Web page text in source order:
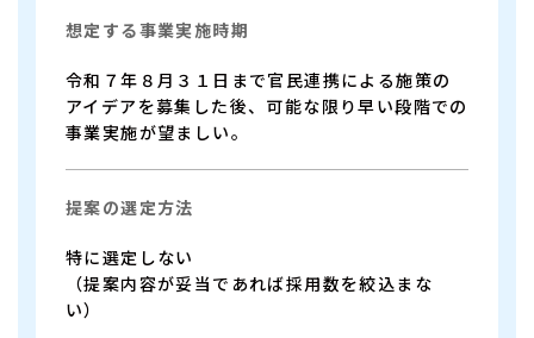
想定する事業実施時期
令和７年８月３１日まで官民連携による施策の
アイデアを募集した後、可能な限り早い段階での
事業実施が望ましい。
提案の選定方法
特に選定しない
（提案内容が妥当であれば採用数を絞込まな
い）